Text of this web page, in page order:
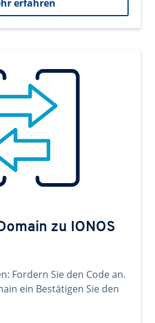
erfahren
zu IONOS
Fordern Sie den Code an.
ein Bestätigen Sie den